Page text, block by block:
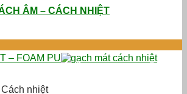
ÂM – CÁCH NHIỆT
nhiệt